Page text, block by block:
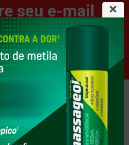
seu e-mail
nossas últimas ofertas.
170, Dr. João Alves
Claros - MG
39402297